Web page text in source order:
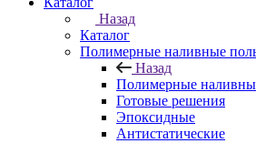
Назад
Каталог
Полимерные наливные
Назад
Полимерные
Готовые решения
Эпоксидные
Антистатические